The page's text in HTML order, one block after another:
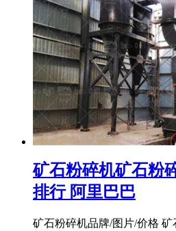
矿石粉碎机矿石粉
排行 阿里巴巴
矿石粉碎机品牌/图片/价格